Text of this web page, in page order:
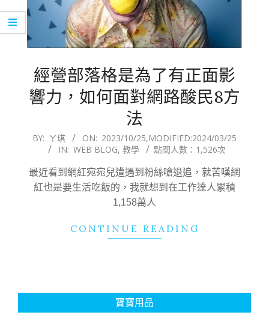
經營部落格是為了有正面影
響力，如何面對網路酸民8方
法
2023-
25
BY: ㄚ琪 ON: 2023/10/25,MODIFIED:2024/03/25
IN: WEB BLOG, 教學 點閱人數：1,526次
最近看到網紅宛宛兒遭遇到粉絲嗆退追，就苦嘆網
紅也是要生活吃飯的，我就想到在工作達人累積
1,158萬人
CONTINUE READING
寶寶用品